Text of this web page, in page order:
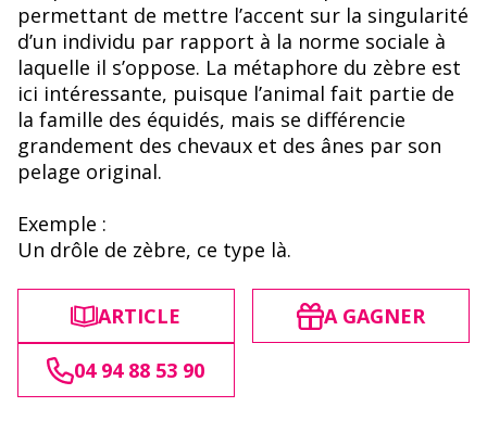
permettant de mettre l’accent sur la singularité
d’un individu par rapport à la norme sociale à
laquelle il s’oppose. La métaphore du zèbre est
ici intéressante, puisque l’animal fait partie de
la famille des équidés, mais se différencie
grandement des chevaux et des ânes par son
pelage original.
Exemple :
Un drôle de zèbre, ce type là.
ARTICLE A GAGNER
04 94 88 53 90